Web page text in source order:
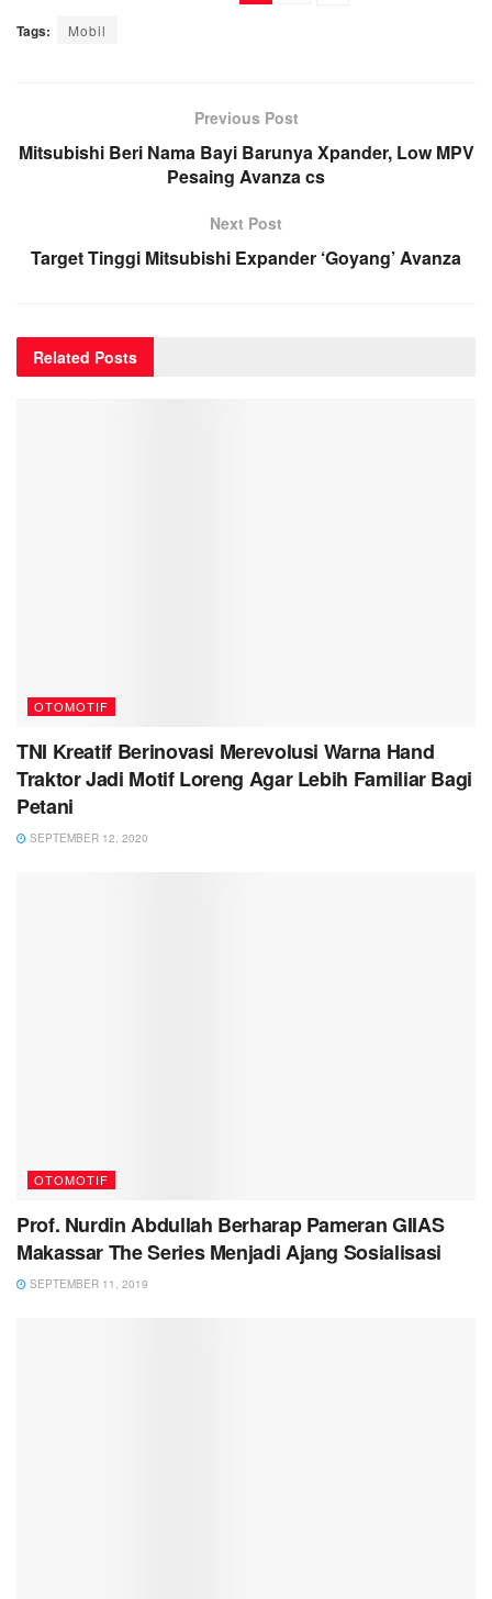
Tags: Mobil
Previous Post
Mitsubishi Beri Nama Bayi Barunya Xpander, Low MPV
Pesaing Avanza cs
Next Post
Target Tinggi Mitsubishi Expander ‘Goyang’ Avanza
Related Posts
OTOMOTIF
TNI Kreatif Berinovasi Merevolusi Warna Hand
Traktor Jadi Motif Loreng Agar Lebih Familiar Bagi
Petani
SEPTEMBER 12, 2020
OTOMOTIF
Prof. Nurdin Abdullah Berharap Pameran GIIAS
Makassar The Series Menjadi Ajang Sosialisasi
SEPTEMBER 11, 2019